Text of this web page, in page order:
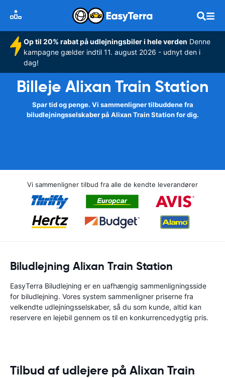
Op til 20% rabat på udlejningsbiler i hele verden Denne
kampagne gælder indtil 11. august 2026 - udnyt den i
dag!
Billeje Alixan Train Station
Spar tid og penge. Vi sammenligner tilbuddene fra
biludlejningsselskaber på Alixan Train Station for dig.
Vi sammenligner tilbud fra alle de kendte leverandører
Biludlejning Alixan Train Station
EasyTerra Biludlejning er en uafhængig sammenligningsside
for biludlejning. Vores system sammenligner priserne fra
velkendte udlejningsselskaber, så du som kunde, altid kan
reservere en lejebil gennem os til en konkurrencedygtig pris.
Tilbud af udlejere på Alixan Train